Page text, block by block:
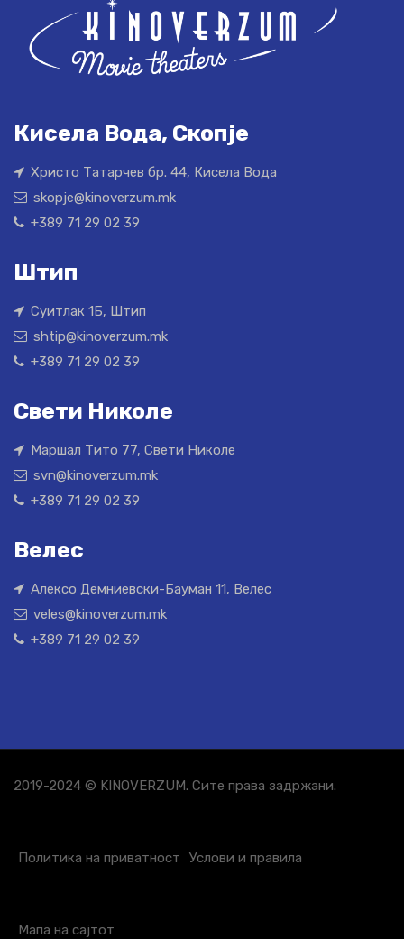
Кисела Вода, Скопје
Христо Татарчев бр. 44, Кисела Вода
skopje@kinoverzum.mk
+389 71 29 02 39
Штип
Суитлак 1Б, Штип
shtip@kinoverzum.mk
+389 71 29 02 39
Свети Николе
Маршал Тито 77, Свети Николе
svn@kinoverzum.mk
+389 71 29 02 39
Велес
Алексо Демниевски-Бауман 11, Велес
veles@kinoverzum.mk
+389 71 29 02 39
2019-2024 © KINOVERZUM. Сите права задржани.
Политика на приватност Услови и правила
Мапа на сајтот